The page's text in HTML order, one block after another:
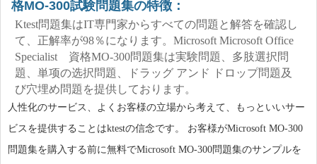
格MO-300試験問題集の特徴：
Ktest問題集はIT専門家からすべての問題と解答を確認し
て、正解率が98％になります。Microsoft Microsoft Office
Specialist 資格MO-300問題集は実験問題、多肢選択問
題、単项の选択問題、ドラッグ アンド ドロップ問題及
び穴埋め問題を提供しております。
人性化のサービス、よくお客様の立場から考えて、もっといいサー
ビスを提供することはktestの信念です。 お客様がMicrosoft MO-300
問題集を購入する前に無料でMicrosoft MO-300問題集のサンプルを